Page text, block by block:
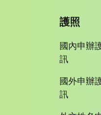
護照
國內申辦
訊
國外申辦
訊